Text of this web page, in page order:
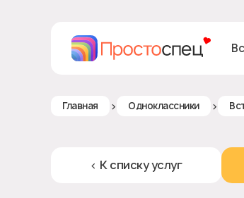
Главная > Одноклассники >
< К списку услуг